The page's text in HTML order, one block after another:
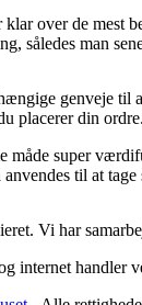
over de mest
således man
genveje til
placerer din ordre.
måde super
til at
Vi har
internet handler